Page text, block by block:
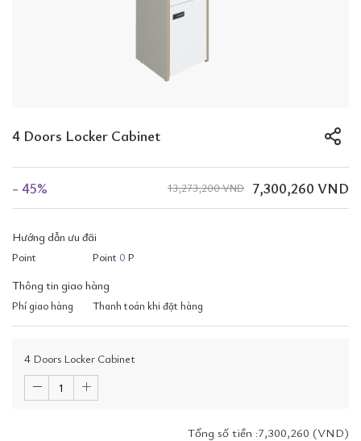
4 Doors Locker Cabinet
- 45% 7,300,260 VND
13,273,200 VND
Hướng dẫn ưu đãi
Point Point 0 P
Thông tin giao hàng
Phí giao hàng Thanh toán khi đặt hàng
4 Doors Locker Cabinet
Tổng số tiền :7,300,260 (VND)